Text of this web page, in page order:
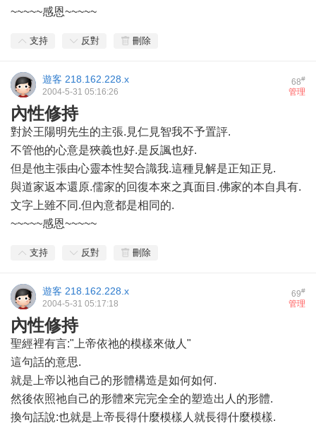
~~~~~感恩~~~~~
支持 反對 刪除
68#
遊客 218.162.228.x
管理
2004-5-31 05:16:26
內性修持
對於王陽明先生的主張.見仁見智我不予置評.
不管他的心意是狹義也好.是反諷也好.
但是他主張由心靈本性契合識我.這種見解是正知正見.
與道家返本還原.儒家的回復本來之真面目.佛家的本自具有.
文字上雖不同.但內意都是相同的.
~~~~~感恩~~~~~
支持 反對 刪除
69#
遊客 218.162.228.x
管理
2004-5-31 05:17:18
內性修持
聖經裡有言:"上帝依祂的模樣來做人"
這句話的意思.
就是上帝以祂自己的形體構造是如何如何.
然後依照祂自己的形體來完完全全的塑造出人的形體.
換句話說:也就是上帝長得什麼模樣人就長得什麼模樣.